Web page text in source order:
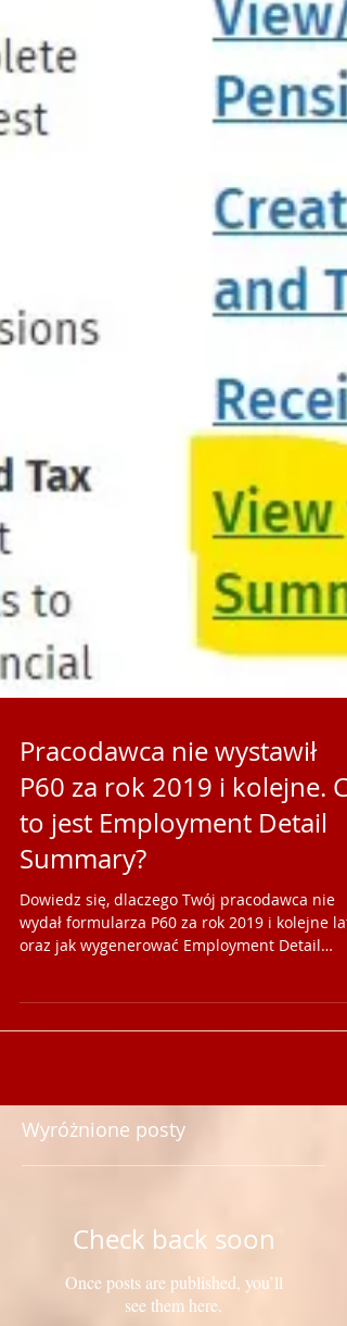
Pracodawca nie wystawił
P60 za rok 2019 i kolejne. Co
to jest Employment Detail
Summary?
Dowiedz się, dlaczego Twój pracodawca nie
wydał formularza P60 za rok 2019 i kolejne
Summary.
Wyróżnione posty
Check back soon
Once posts are published, you’ll